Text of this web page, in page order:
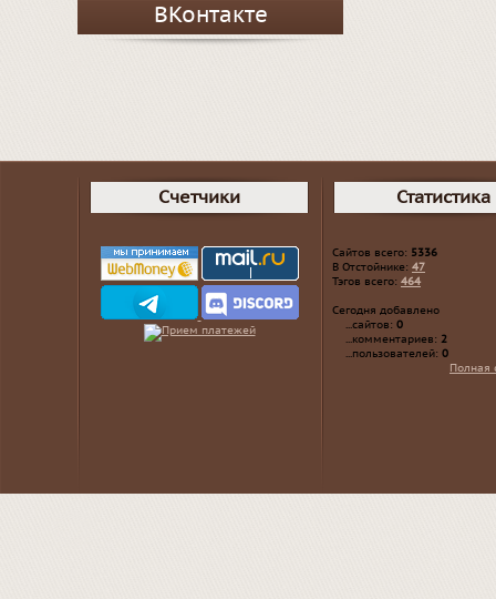
ВКонтакте
Счетчики Статистика
Сайтов всего: 5336
В Отстойнике: 47
Тэгов всего: 464
Сегодня добавлено
...сайтов: 0
...комментариев: 2
...пользователей: 0
Полная